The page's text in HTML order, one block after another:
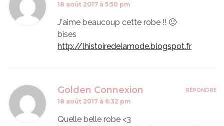
18 août 2017 à 5:50 pm
J'aime beaucoup cette robe !! 🙂
bises
http://lhistoiredelamode.blogspot.fr
Golden Connexion
18 août 2017 à 6:32 pm
Quelle belle robe <3
RÉPONDRE